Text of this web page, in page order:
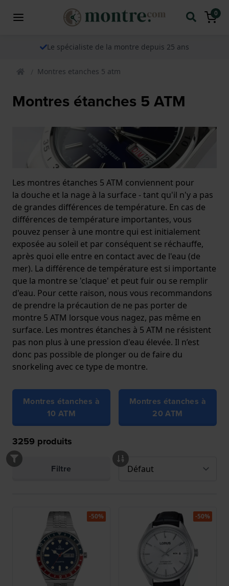
0
Le spécialiste de la montre depuis 25 ans
Montres etanches 5 atm
Montres étanches 5 ATM
Les montres étanches 5 ATM conviennent pour
la douche et la nage à la surface - tant qu'il n'y a pas
de grandes différences de température. En cas de
différences de température importantes, vous
pouvez penser à une montre qui est initialement
exposée au soleil et par conséquent se réchauffe,
après quoi elle entre en contact avec de l'eau (de
mer). La différence de température est si importante
que la montre se 'claque' et peut fuir ou se remplir
d'eau. Pour cette raison, nous vous recommandons
de prendre la précaution de ne pas porter de
montre 5 ATM lorsque vous nagez, pas même en
surface. Les montres étanches à 5 ATM ne résistent
pas non plus à une pression d'eau élevée. Il n’est
donc pas possible de plonger ou de faire du
snorkeling avec ce type de montre.
Montres étanches à
10 ATM
Montres étanches à
20 ATM
3259 produits
Filtre
-50% -50%